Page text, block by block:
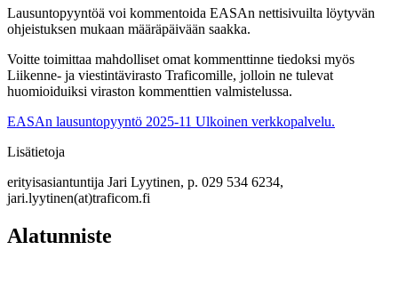
Lausuntopyyntöä voi kommentoida EASAn nettisivuilta löytyvän
ohjeistuksen mukaan määräpäivään saakka.
Voitte toimittaa mahdolliset omat kommenttinne tiedoksi myös
Liikenne- ja viestintävirasto Traficomille, jolloin ne tulevat
huomioiduiksi viraston kommenttien valmistelussa.
EASAn lausuntopyyntö 2025-11 Ulkoinen verkkopalvelu.
Lisätietoja
erityisasiantuntija Jari Lyytinen, p. 029 534 6234,
jari.lyytinen(at)traficom.fi
Alatunniste